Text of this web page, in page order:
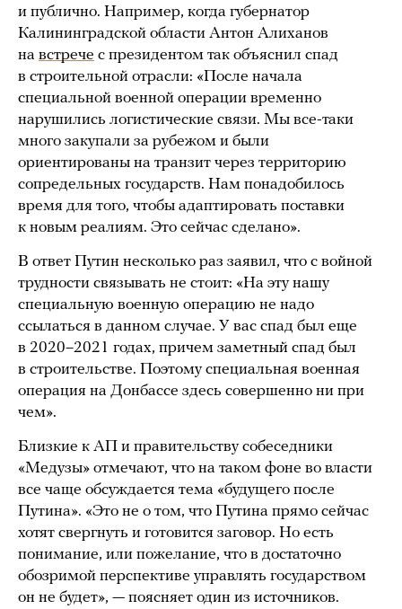
и публично. Например, когда губернатор
Калининградской области Антон Алиханов
на встрече с президентом так объяснил спад
в строительной отрасли: «После начала
специальной военной операции временно
нарушились логистические связи. Мы все-таки
много закупали за рубежом и были
ориентированы на транзит через территорию
сопредельных государств. Нам понадобилось
время для того, чтобы адаптировать поставки
к новым реалиям. Это сейчас сделано».
В ответ Путин несколько раз заявил, что с войной
трудности связывать не стоит: «На эту нашу
специальную военную операцию не надо
ссылаться в данном случае. У вас спад был еще
в 2020–2021 годах, причем заметный спад был
в строительстве. Поэтому специальная военная
операция на Донбассе здесь совершенно ни при
чем».
Близкие к АП и правительству собеседники
«Медузы» отмечают, что на таком фоне во власти
все чаще обсуждается тема «будущего после
Путина». «Это не о том, что Путина прямо сейчас
хотят свергнуть и готовится заговор. Но есть
понимание, или пожелание, что в достаточно
обозримой перспективе управлять государством
он не будет», — поясняет один из источников.